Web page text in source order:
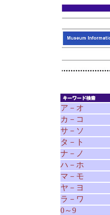
ア－オ
カ－コ
サ－ソ
タ－ト
ナ－ノ
ハ－ホ
マ－モ
ヤ－ヨ
ラ－ワ
0～9